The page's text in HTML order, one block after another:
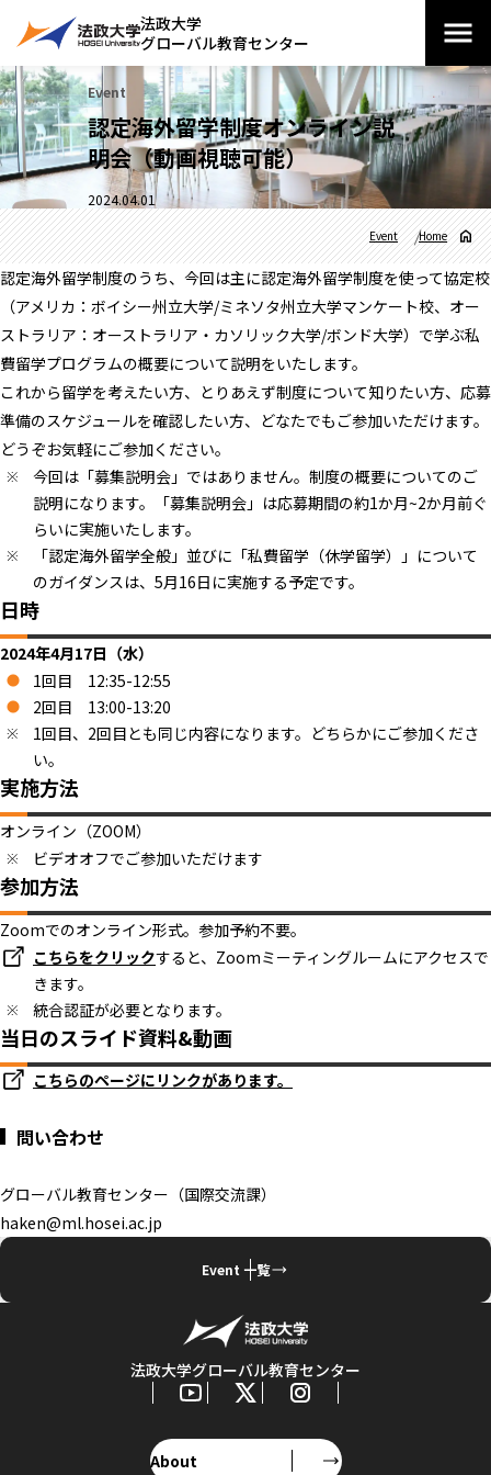
法政大学
グローバル教育センター
Event
認定海外留学制度オンライン説
明会（動画視聴可能）
2024.04.01
Home
Event
認定海外留学制度のうち、今回は主に認定海外留学制度を使って協定校
（アメリカ：ボイシー州立大学/ミネソタ州立大学マンケート校、オー
ストラリア：オーストラリア・カソリック大学/ボンド大学）で学ぶ私
費留学プログラムの概要について説明をいたします。
これから留学を考えたい方、とりあえず制度について知りたい方、応募
準備のスケジュールを確認したい方、どなたでもご参加いただけます。
どうぞお気軽にご参加ください。
今回は「募集説明会」ではありません。制度の概要についてのご
説明になります。「募集説明会」は応募期間の約1か月~2か月前ぐ
らいに実施いたします。
「認定海外留学全般」並びに「私費留学（休学留学）」について
のガイダンスは、5月16日に実施する予定です。
日時
2024年4月17日（水）
1回目 12:35-12:55
2回目 13:00-13:20
1回目、2回目とも同じ内容になります。どちらかにご参加くださ
い。
実施方法
オンライン（ZOOM）
ビデオオフでご参加いただけます
参加方法
Zoomでのオンライン形式。参加予約不要。
こちらをクリックすると、Zoomミーティングルームにアクセスで
きます。
統合認証が必要となります。
当日のスライド資料&動画
こちらのページにリンクがあります。
問い合わせ
グローバル教育センター（国際交流課）
haken@ml.hosei.ac.jp
Event 一覧
法政大学グローバル教育センター
About